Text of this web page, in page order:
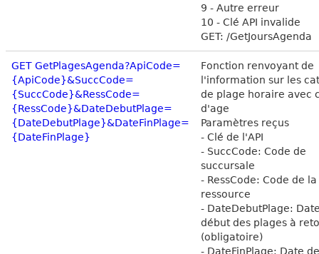
9 - Autre erreur
10 - Clé API invalide
GET: /GetJoursAgenda
GET GetPlagesAgenda?ApiCode=
{ApiCode}&SuccCode=
{SuccCode}&RessCode=
{RessCode}&DateDebutPlage=
{DateDebutPlage}&DateFinPlage=
{DateFinPlage}
Fonction renvoyant de
l'information sur les
de plage horaire avec
d'age
Paramètres reçus
- Clé de l'API
- SuccCode: Code de
succursale
- RessCode: Code de la
ressource
- DateDebutPlage:
début des plages à
(obligatoire)
- DateFinPlage: Date